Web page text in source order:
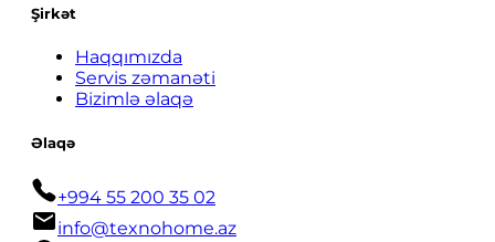
Şirkət
Haqqımızda
Servis zəmanəti
Bizimlə əlaqə
Əlaqə
+994 55 200 35 02
info@texnohome.az